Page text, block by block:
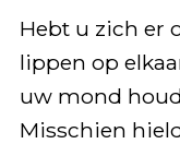
Hebt u zich er
lippen op
uw mond
Misschien